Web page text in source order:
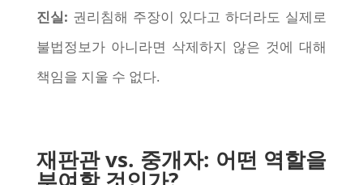
진실: 권리침해 주장이 있다고 하더라도 실제로
불법정보가 아니라면 삭제하지 않은 것에 대해
책임을 지울 수 없다.
재판관 vs. 중개자: 어떤 역할을